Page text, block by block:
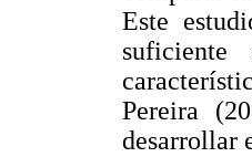
Este
Pereira
desarrollar